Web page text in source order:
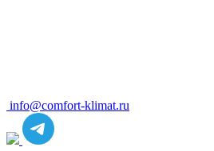
info@comfort-klimat.ru